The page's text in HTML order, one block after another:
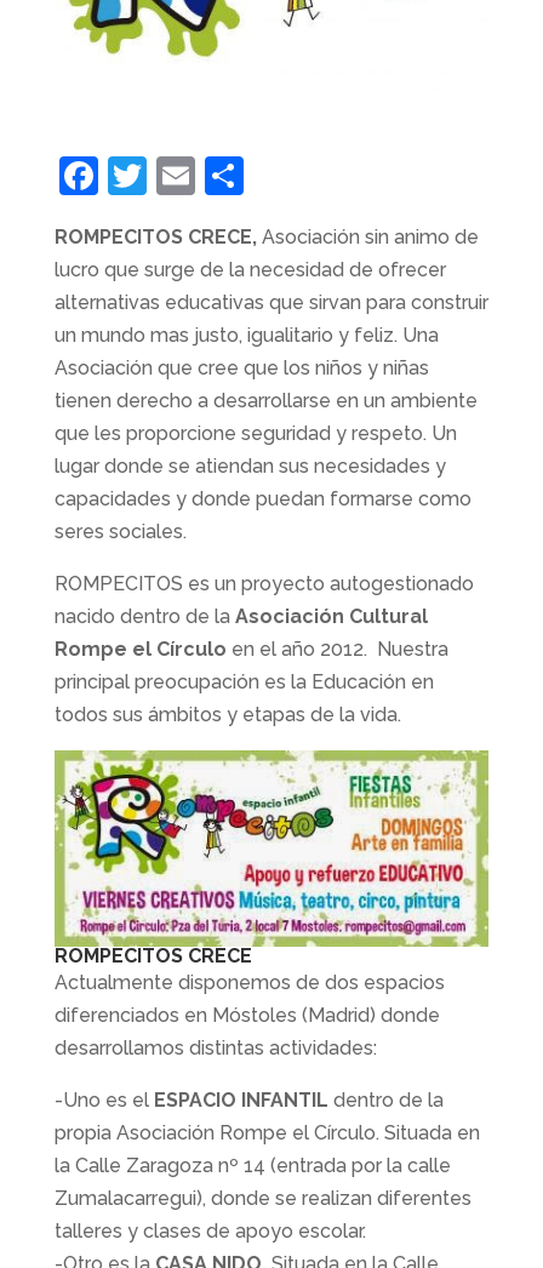
F
c
e
b
o
o
k
T
itt
er
E
ai
l
C
m
p
ar
tir
ROMPECITOS CRECE,Asociación sin animo de
lucro que surge de la necesidad de ofrecer
alternativas educativas que sirvan para construir
un mundo mas justo, igualitario y feliz. Una
Asociación que cree que los niños y niñas
tienen derecho a desarrollarse en un ambiente
que les proporcione seguridad y respeto. Un
lugar donde se atiendan sus necesidades y
capacidades y donde puedan formarse como
seres sociales.
ROMPECITOS es un proyecto autogestionado
nacido dentro de la Asociación Cultural
Rompe el Círculo en el año 2012. Nuestra
principal preocupación es la Educación en
todos sus ámbitos y etapas de la vida.
ROMPECITOS CRECE
Actualmente disponemos de dos espacios
diferenciados en Móstoles (Madrid) donde
desarrollamos distintas actividades:
-Uno es el ESPACIO INFANTIL dentro de la
propia Asociación Rompe el Círculo. Situada en
la Calle Zaragoza nº 14 (entrada por la calle
Zumalacarregui), donde se realizan diferentes
talleres y clases de apoyo escolar.